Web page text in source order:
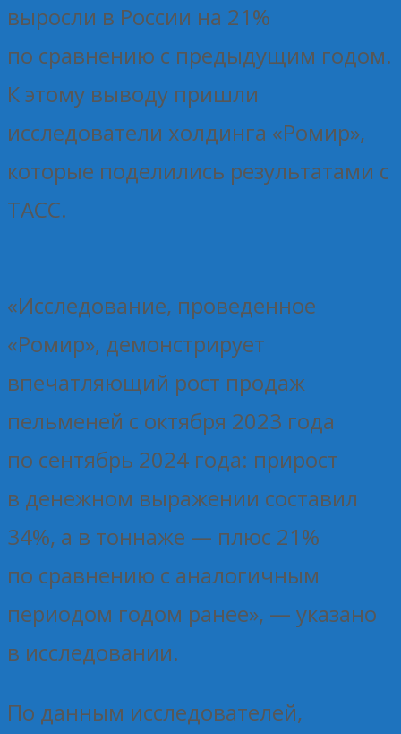
выросли в России на 21%
по сравнению с предыдущим годом.
К этому выводу пришли
исследователи холдинга «Ромир»,
которые поделились результатами с
ТАСС.
«Исследование, проведенное
«Ромир», демонстрирует
впечатляющий рост продаж
пельменей с октября 2023 года
по сентябрь 2024 года: прирост
в денежном выражении составил
34%, а в тоннаже — плюс 21%
по сравнению с аналогичным
периодом годом ранее», — указано
в исследовании.
По данным исследователей,